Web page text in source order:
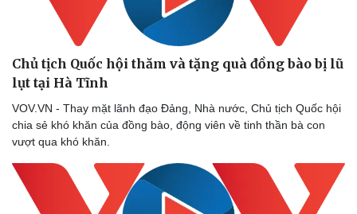
Doanh nghiệp
Doanh nghiệp 24h
Doanh nhân
Vì cộng đồng
Công nghệ
Tin Công nghệ
Trải nghiệm
Chủ tịch Quốc hội thăm và tặng quà đồng bào bị lũ
lụt tại Hà Tĩnh
VOV.VN - Thay mặt lãnh đạo Đảng, Nhà nước, Chủ tịch Quốc hội
chia sẻ khó khăn của đồng bào, động viên về tinh thần bà con
vượt qua khó khăn.